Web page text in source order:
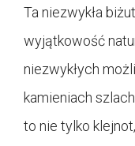
Ta niezwykła
wyjątkowość
niezwykłych
kamieniach
to nie tylko